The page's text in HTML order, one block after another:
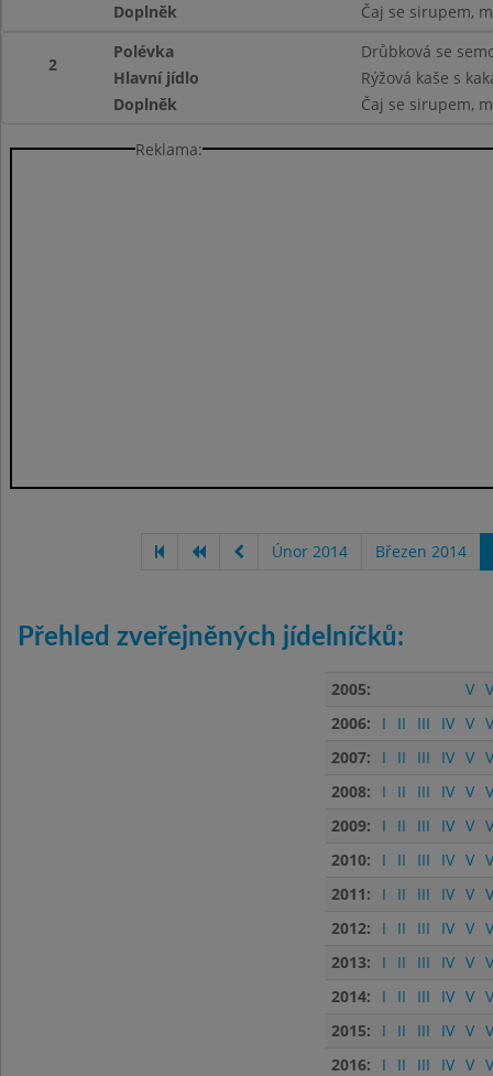
Doplněk
Čaj se sirupem,
2
Polévka
Drůbková se
Hlavní jídlo
Rýžová kaše s
Doplněk
Čaj se sirupem,
Reklama:
Únor 2014 Březen 2014
Přehled zveřejněných jídelníčků:
2005: V
2006:
I II III IV V
2007:
I II III IV V
2008:
I II III IV V
2009:
I II III IV V
2010:
I II III IV V
2011:
I II III IV V
2012:
I II III IV V
2013:
I II III IV V
2014:
I II III IV V
2015:
I II III IV V
2016:
I II III IV V